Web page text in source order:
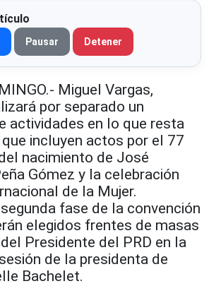
Pausar Detener
Miguel Vargas,
por separado un
actividades en lo que resta
incluyen actos por el 77
nacimiento de José
Gómez y la celebración
de la Mujer.
fase de la convención
elegidos frentes de masas
Presidente del PRD en la
de la presidenta de
Bachelet.